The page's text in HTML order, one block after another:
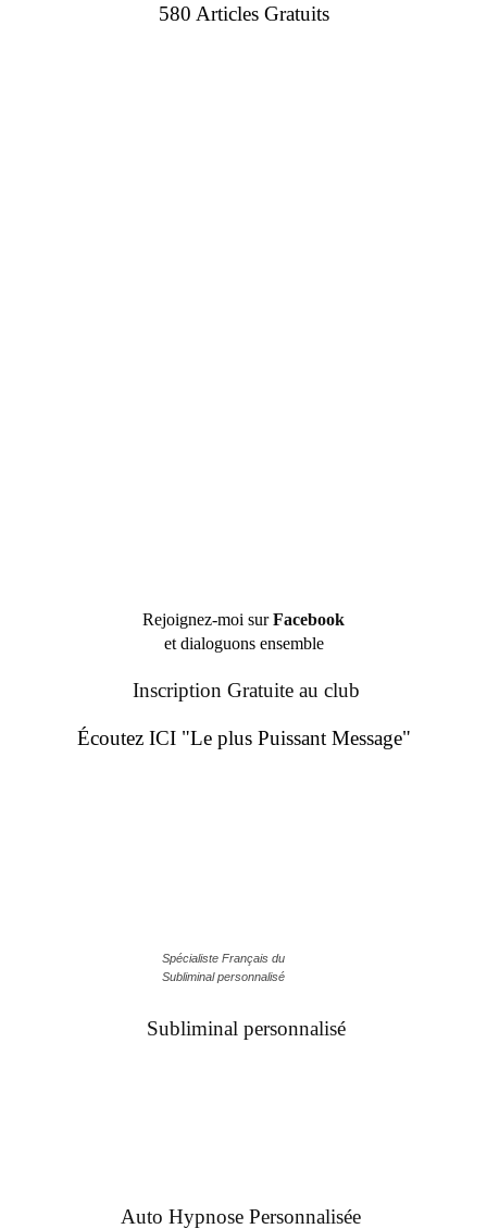
580 Articles Gratuits
Rejoignez-moi surFacebook
et dialoguons ensemble
Inscription Gratuite au club
Écoutez ICI "Le plus Puissant Message"
Spécialiste Français du
Subliminal personnalisé
Subliminal personnalisé
Auto Hypnose Personnalisée